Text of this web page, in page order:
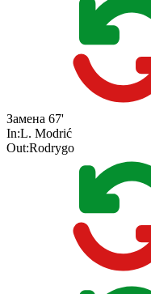
Замена 67'
In:L. Modrić
Out:Rodrygo